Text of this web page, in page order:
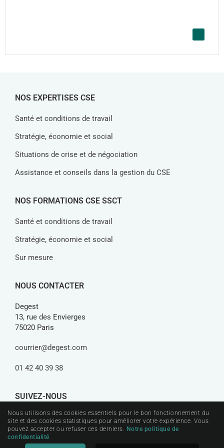
NOS EXPERTISES CSE
Santé et conditions de travail
Stratégie, économie et social
Situations de crise et de négociation
Assistance et conseils dans la gestion du CSE
NOS FORMATIONS CSE SSCT
Santé et conditions de travail
Stratégie, économie et social
Sur mesure
NOUS CONTACTER
Degest
13, rue des Envierges
75020 Paris
courrier@degest.com
01 42 40 39 38
SUIVEZ-NOUS
Nous utilisons des cookies essentiels pour le bon fonctionnement du
site et des cookies statistiques pour améliorer votre expérience. Vous
pouvez accepter ou refuser ces derniers. Notre politique de
confidentialité